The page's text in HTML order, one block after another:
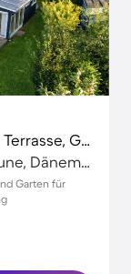
Voll ausgestattetes Ferienhaus mit Terrasse, Grill und Garten | Nah am Strand
Kerteminde, Kerteminde Kommune, Dänemark
Garten für